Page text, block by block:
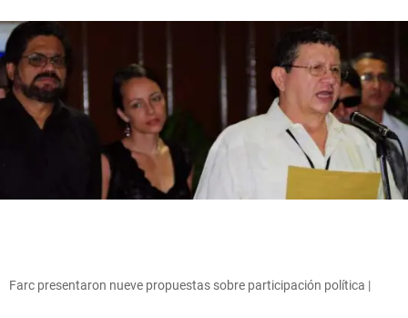
Farc presentaron nueve propuestas sobre participación política |